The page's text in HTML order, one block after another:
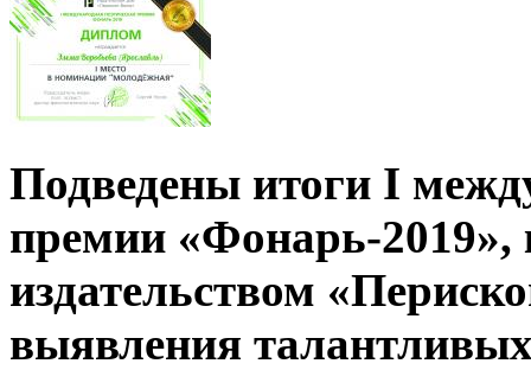
Подведены итоги I
премии «Фонарь-2019»,
издательством
выявления